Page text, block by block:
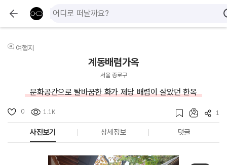
여행지
계동배렴가옥
서울 종로구
문화공간으로 탈바꿈한 화가 제당 배렴이 살았던 한옥
0 1.1K 1
사진보기 상세정보 댓글